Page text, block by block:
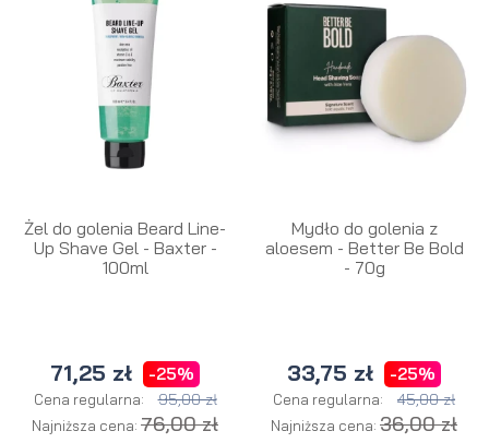
Żel do golenia Beard Line-
Up Shave Gel - Baxter -
100ml
71,25 zł -25%
Cena regularna: 95,00 zł
Najniższa cena: 76,00 zł
Mydło do golenia z
aloesem - Better Be Bold
- 70g
33,75 zł -25%
Cena regularna: 45,00 zł
Najniższa cena: 36,00 zł